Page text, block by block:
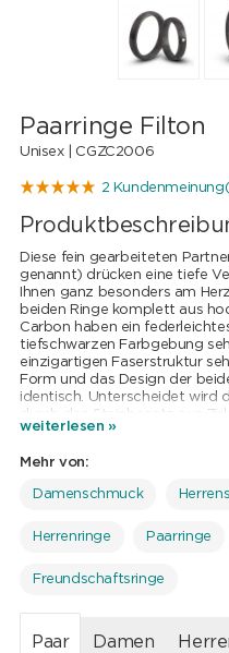
Paarringe Filton
Unisex | CGZC2006
2
Diese fein gearbeiteten
genannt) drücken eine tiefe
Ihnen ganz besonders am
beiden Ringe komplett aus
Carbon haben ein
tiefschwarzen Farbgebung
einzigartigen Faserstruktur
Form und das Design der
identisch. Unterscheidet wird
einer Zargenfassung ein
Entweder einzeln oder als
Schmuckbox geliefert.
jeder Ring seinen Träger.
weiterlesen »
Mehr von:
Damenschmuck
Herrenringe Paarringe
Freundschaftsringe
Paar Damen